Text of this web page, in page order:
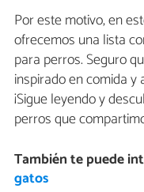
Por este motivo, en
ofrecemos una lista
para perros. Seguro
inspirado en comida
¡Sigue leyendo y
perros que
También te puede
gatos